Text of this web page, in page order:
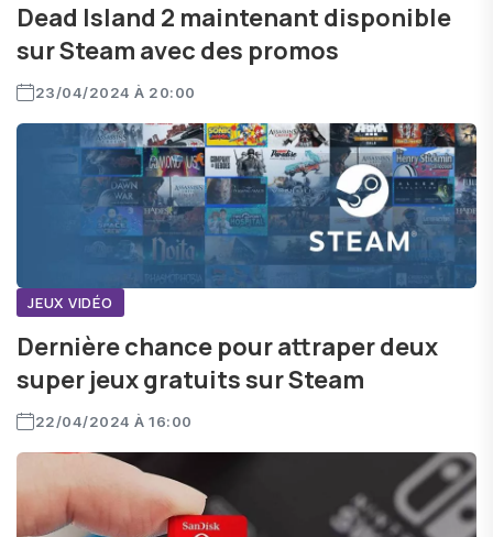
Dead Island 2 maintenant disponible
sur Steam avec des promos
23/04/2024 À 20:00
JEUX VIDÉO
Dernière chance pour attraper deux
super jeux gratuits sur Steam
22/04/2024 À 16:00